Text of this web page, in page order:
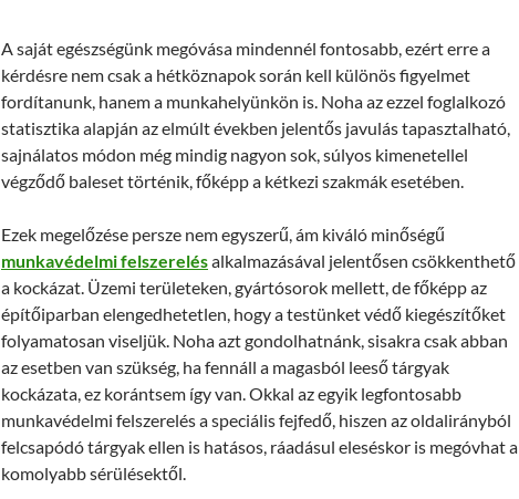
A saját egészségünk megóvása mindennél fontosabb, ezért erre a
kérdésre nem csak a hétköznapok során kell különös figyelmet
fordítanunk, hanem a munkahelyünkön is. Noha az ezzel foglalkozó
statisztika alapján az elmúlt években jelentős javulás tapasztalható,
sajnálatos módon még mindig nagyon sok, súlyos kimenetellel
végződő baleset történik, főképp a kétkezi szakmák esetében.
Ezek megelőzése persze nem egyszerű, ám kiváló minőségű
munkavédelmi felszerelésalkalmazásával jelentősen csökkenthető
a kockázat. Üzemi területeken, gyártósorok mellett, de főképp az
építőiparban elengedhetetlen, hogy a testünket védő kiegészítőket
folyamatosan viseljük. Noha azt gondolhatnánk, sisakra csak abban
az esetben van szükség, ha fennáll a magasból leeső tárgyak
kockázata, ez korántsem így van. Okkal az egyik legfontosabb
munkavédelmi felszerelés a speciális fejfedő, hiszen az oldalirányból
felcsapódó tárgyak ellen is hatásos, ráadásul eleséskor is megóvhat a
komolyabb sérülésektől.